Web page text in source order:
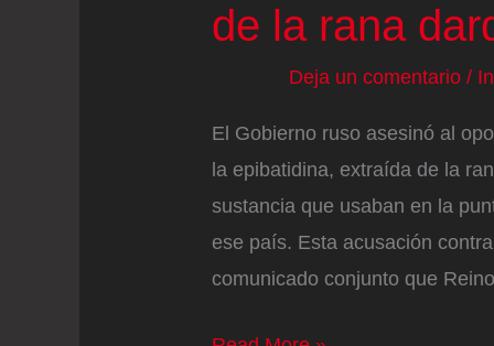
de la rana
Deja un comentario /
El Gobierno ruso asesinó al
la epibatidina, extraída de la
sustancia que usaban en la
ese país. Esta acusación
comunicado conjunto que